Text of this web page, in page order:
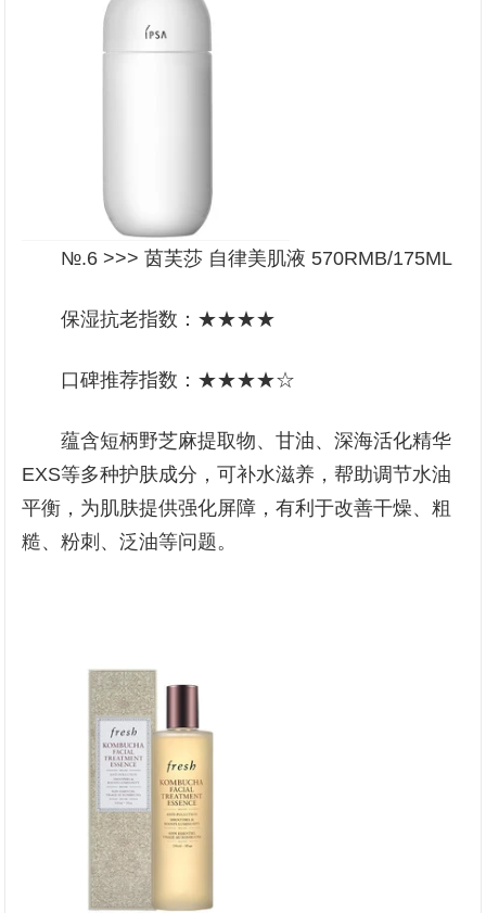
№.6 >>> 茵芙莎 自律美肌液 570RMB/175ML
保湿抗老指数：★★★★
口碑推荐指数：★★★★☆
蕴含短柄野芝麻提取物、甘油、深海活化精华
EXS等多种护肤成分，可补水滋养，帮助调节水油
平衡，为肌肤提供强化屏障，有利于改善干燥、粗
糙、粉刺、泛油等问题。